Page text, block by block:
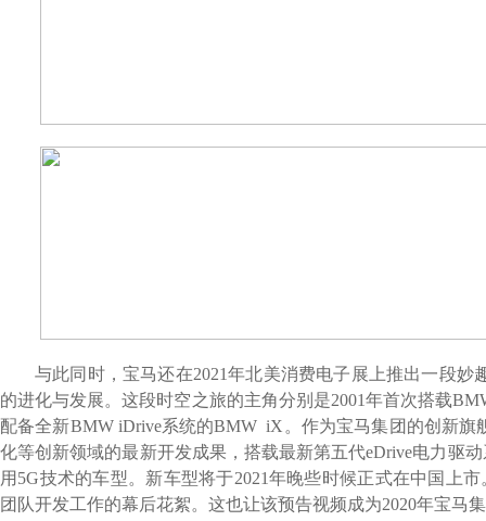
与此同时，宝马还在2021年北美消费电子展上推出一段妙
的进化与发展。这段时空之旅的主角分别是2001年首次搭载
配备全新BMW iDrive系统的BMW iX 。作为宝马集团的创新旗
化等创新领域的最新开发成果，搭载最新第五代eDrive电力驱
用 5G技术的车型。新车型将于2021年晚些时候正式在中国上
团队开发工作的幕后花絮。这也让该预告视频成为2020年宝马